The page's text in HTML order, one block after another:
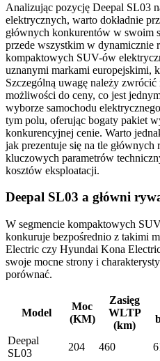
Analizując pozycję Deepal SL03
elektrycznych, warto dokładnie
głównych konkurentów w swoim
przede wszystkim w dynamicznie
kompaktowych SUV-ów
uznanymi markami europejskimi,
Szczególną uwagę należy
możliwości do ceny, co jest
wyborze samochodu
tym polu, oferując bogaty pakiet
konkurencyjnej cenie. Warto
jak prezentuje się na tle
kluczowych parametrów
kosztów eksploatacji.
Deepal SL03 a główni
W segmencie kompaktowych
konkuruje bezpośrednio z takimi
Electric czy Hyundai Kona
swoje mocne strony i
porównać.
Model
Moc
(KM)
Zasięg
WLTP
(km)
Deepal
SL03
204 460